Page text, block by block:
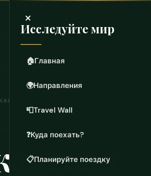
×
Исследуйте мир
🏠Главная
🌍Направления
📮Travel Wall
❓Куда поехать?
📋Планируйте поездку
РЕСПУБЛИКА